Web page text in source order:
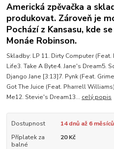
Americká zpěvačka a
produkovat. Zároveň je
Pochází z Kansasu, kde
Monáe Robinson.
Skladby: LP 11. Dirty Computer
Life3. Take A Byte4. Jane's Dream5.
Django Jane [3:13]7. Pynk (Feat.
Got The Juice (Feat. Pharrell
Me12. Stevie's Dream13... celý popis
Dostupnost
14 dnů až 6 měsíců
Příplatek za
balné
20 Kč